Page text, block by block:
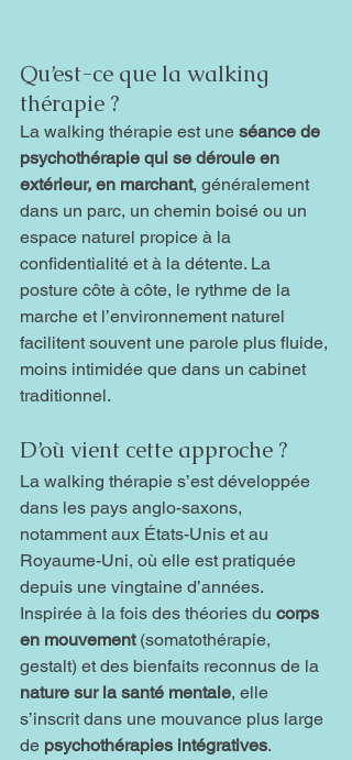
Qu’est-ce que la walking
thérapie ?
La walking thérapie est une séance de
psychothérapie qui se déroule en
extérieur, en marchant, généralement
dans un parc, un chemin boisé ou un
espace naturel propice à la
confidentialité et à la détente. La
posture côte à côte, le rythme de la
marche et l’environnement naturel
facilitent souvent une parole plus fluide,
moins intimidée que dans un cabinet
traditionnel.
D’où vient cette approche ?
La walking thérapie s’est développée
dans les pays anglo-saxons,
notamment aux États-Unis et au
Royaume-Uni, où elle est pratiquée
depuis une vingtaine d’années.
Inspirée à la fois des théories du corps
en mouvement (somatothérapie,
gestalt) et des bienfaits reconnus de la
nature sur la santé mentale, elle
s’inscrit dans une mouvance plus large
de psychothérapies intégratives.